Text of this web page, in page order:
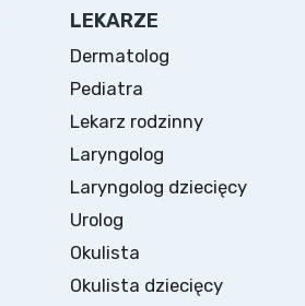
LEKARZE
Dermatolog
Pediatra
Lekarz rodzinny
Laryngolog
Laryngolog dziecięcy
Urolog
Okulista
Okulista dziecięcy